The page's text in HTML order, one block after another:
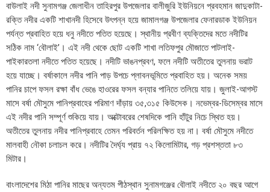
বাউলাই নদী সুনামগঞ্জ জেলাধীন তাহিরপুর উপজেলার বালীজুরি ইউনিয়নে প্রবহমান জাদুকাটা-
রক্তি নদীর একটি শাখানদী হিসেবে উৎপন্ন হয়ে জামালগঞ্জ উপজেলার ফেনারডাক ইউনিয়ন
পর্যন্ত প্রবাহিত হয়ে ধনু নদীতে পতিত হয়েছে। স্থানীয় প্রবীণ ব্যক্তিদের মতে নদীটির
সঠিক নাম ‘বৌলাই’। এই নদী থেকে ছোট একটি শাখা লতিফপুর মৌজাতে পাটলাই-
পাইকারতলা নদীতে পতিত হয়েছে। নদীটি ভাঙনপ্রবণ, ফলে নদীটি অতীতের তুলনায় ভরাট
হয়ে যাচ্ছে। বর্ষাকালে নদীর পানি পাড় উপচে প্লাবনভূমিতে প্রবাহিত হয়। অনেক সময়
পানির চাপে ফসল রক্ষা বাঁধ ভেঙে হাওরের ফসল বন্যার পানিতে তলিয়ে যায়। জুলাই-আগস্ট
মাসে বর্ষা মৌসুমে পানিপ্রবাহের পরিমাণ দাঁড়ায় ৩৫,৩১৫ কিউসেক। নভেম্বর-ডিসেম্বর মাসে
এই নদীর পানি সম্পূর্ণ শুকিয়ে যায়। অক্টোবরের শেষদিকে পানি হাঁটুর নিচে স্থিত হয়।
অতীতের তুলনায় নদীর পানিপ্রবাহে তেমন পরিবর্তন পরিলক্ষিত হয় না। বর্ষা মৌসুমে নদীতে
মালবাহী নৌকা চলাচল করে। নদীটির দৈর্ঘ্য প্রায় ৭২ কিলোমিটার, গড় প্রশস্ততা ৮৩
মিটার।
বাংলাদেশের মিঠা পানির মাছের অন্যতম পীঠস্থান সুনামগঞ্জের বৌলাই নদীতে ২০ বছর আগে